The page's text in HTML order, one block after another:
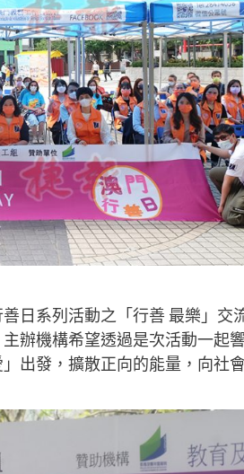
日系列活動之「行善 最樂」交
辦機構希望透過是次活動一起
出發，擴散正向的能量，向社